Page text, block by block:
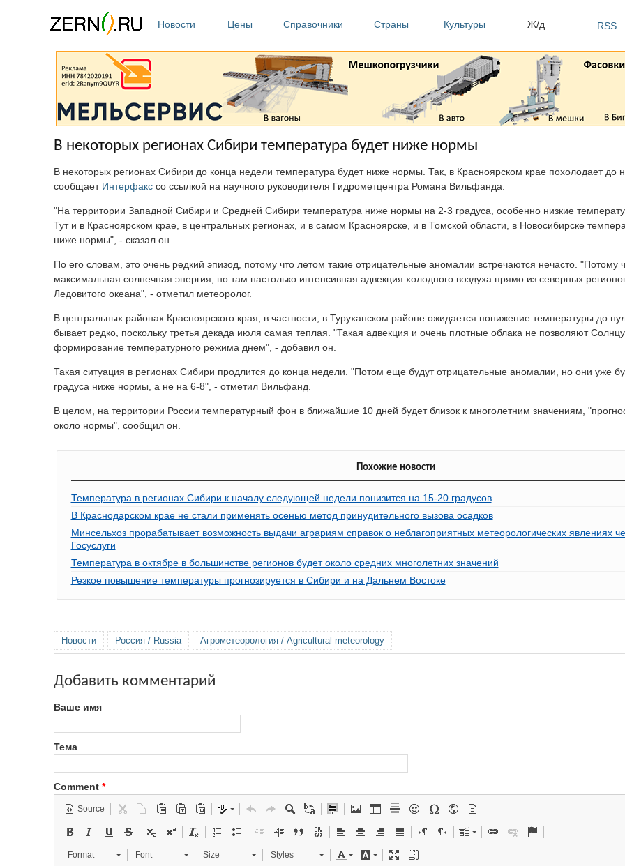
Новости
Цены Справочники Страны Культуры Ж/д RSS
В некоторых регионах Сибири температура будет ниже нормы
В некоторых регионах Сибири до конца недели температура будет ниже нормы. Так, в Красноярском крае похолодает до
сообщает Интерфакс со ссылкой на научного руководителя Гидрометцентра Романа Вильфанда.
"На территории Западной Сибири и Средней Сибири температура ниже нормы на 2-3 градуса, особенно низкие
Тут и в Красноярском крае, в центральных регионах, и в самом Красноярске, и в Томской области, в Новосибирске
ниже нормы", - сказал он.
По его словам, это очень редкий эпизод, потому что летом такие отрицательные аномалии встречаются нечасто. "Потому
максимальная солнечная энергия, но там настолько интенсивная адвекция холодного воздуха прямо из северных
Ледовитого океана", - отметил метеоролог.
В центральных районах Красноярского края, в частности, в Туруханском районе ожидается понижение температуры до
бывает редко, поскольку третья декада июля самая теплая. "Такая адвекция и очень плотные облака не позволяют
формирование температурного режима днем", - добавил он.
Такая ситуация в регионах Сибири продлится до конца недели. "Потом еще будут отрицательные аномалии, но они уже
градуса ниже нормы, а не на 6-8", - отметил Вильфанд.
В целом, на территории России температурный фон в ближайшие 10 дней будет близок к многолетним значениям,
около нормы", сообщил он.
Похожие новости
Температура в регионах Сибири к началу следующей недели понизится на 15-20 градусов
В Краснодарском крае не стали применять осенью метод принудительного вызова осадков
Минсельхоз прорабатывает возможность выдачи аграриям справок о неблагоприятных метеорологических явлениях
Госуслуги
Температура в октябре в большинстве регионов будет около средних многолетних значений
Резкое повышение температуры прогнозируется в Сибири и на Дальнем Востоке
Новости Россия / Russia Агрометеорология / Agricultural meteorology
Добавить комментарий
Ваше имя
Тема
Comment *
Source
Format Font Size Styles